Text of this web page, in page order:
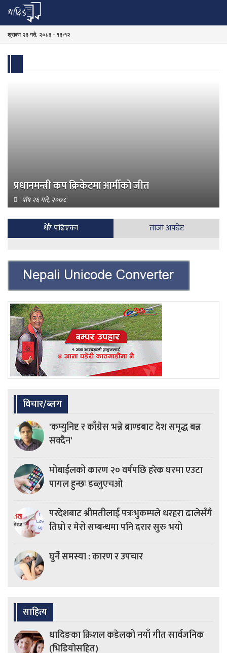
श्रावण २३ गते, २०८३ - १३ः१२
प्रधानमन्त्री कप क्रिकेटमा आर्मीको जीत
पौष २६ गते, २०७८
धेरै पढिएका ताजा अपडेट
विचार/ब्लग
'कम्युनिष्ट र काँग्रेस भन्ने ब्राण्डबाट देश समृद्ध बन्न
सक्दैन'
मोबाईलको कारण २० वर्षपछि हरेक घरमा एउटा
पागल हुन्छः डब्लुएचओ
परदेशबाट श्रीमतीलाई पत्रःभुकम्पले धरहरा ढालेसँगै
तिम्रो र मेरो सम्बन्धमा पनि दरार सुरु भयो
घुर्ने समस्या : कारण र उपचार
साहित्य
धादिङका क्रिशल कडेलको नयाँ गीत सार्वजनिक
(भिडियोसहित)